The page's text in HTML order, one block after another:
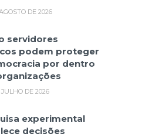
DE 2026
servidores
podem proteger
por dentro
DE 2026
experimental
decisões